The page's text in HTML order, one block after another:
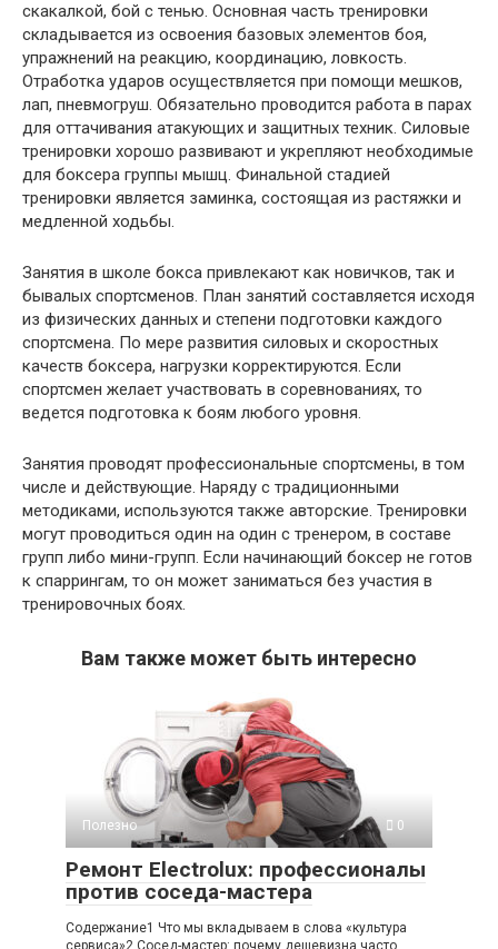
скакалкой, бой с тенью. Основная часть тренировки
складывается из освоения базовых элементов боя,
упражнений на реакцию, координацию, ловкость.
Отработка ударов осуществляется при помощи мешков,
лап, пневмогруш. Обязательно проводится работа в парах
для оттачивания атакующих и защитных техник. Силовые
тренировки хорошо развивают и укрепляют необходимые
для боксера группы мышц. Финальной стадией
тренировки является заминка, состоящая из растяжки и
медленной ходьбы.
Занятия в школе бокса привлекают как новичков, так и
бывалых спортсменов. План занятий составляется исходя
из физических данных и степени подготовки каждого
спортсмена. По мере развития силовых и скоростных
качеств боксера, нагрузки корректируются. Если
спортсмен желает участвовать в соревнованиях, то
ведется подготовка к боям любого уровня.
Занятия проводят профессиональные спортсмены, в том
числе и действующие. Наряду с традиционными
методиками, используются также авторские. Тренировки
могут проводиться один на один с тренером, в составе
групп либо мини-групп. Если начинающий боксер не готов
к спаррингам, то он может заниматься без участия в
тренировочных боях.
Вам также может быть интересно
Полезно 0
Ремонт Electrolux: профессионалы
против соседа-мастера
Содержание1 Что мы вкладываем в слова «культура